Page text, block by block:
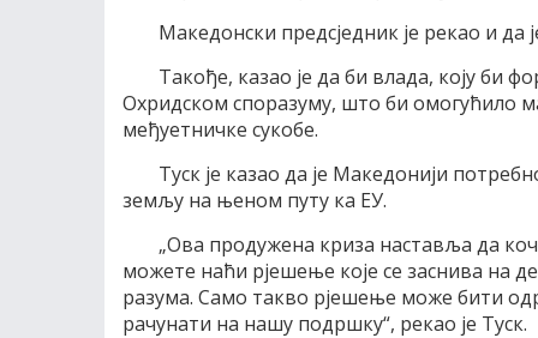
Македонски предсједник је рекао и да
Такође, казао је да би влада, коју би
Охридском споразуму, што би омогућило
међуетничке сукобе.
Туск је казао да је Македонији
земљу на њеном путу ка ЕУ.
„Ова продужена криза наставља да
можете наћи рјешење које се заснива на
разума. Само такво рјешење може бити
рачунати на нашу подршку“, рекао је Туск.